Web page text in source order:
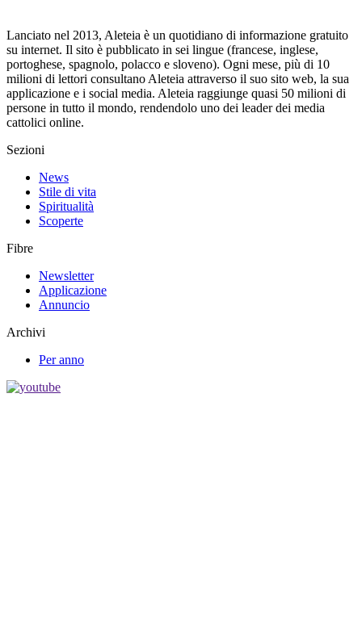
Lanciato nel 2013, Aleteia è un quotidiano di informazione gratuito
su internet. Il sito è pubblicato in sei lingue (francese, inglese,
portoghese, spagnolo, polacco e sloveno). Ogni mese, più di 10
milioni di lettori consultano Aleteia attraverso il suo sito web, la sua
applicazione e i social media. Aleteia raggiunge quasi 50 milioni di
persone in tutto il mondo, rendendolo uno dei leader dei media
cattolici online.
Sezioni
News
Stile di vita
Spiritualità
Scoperte
Fibre
Newsletter
Applicazione
Annuncio
Archivi
Per anno